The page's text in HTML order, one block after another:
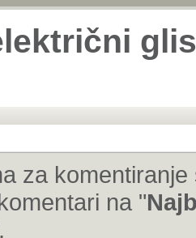
za
na "